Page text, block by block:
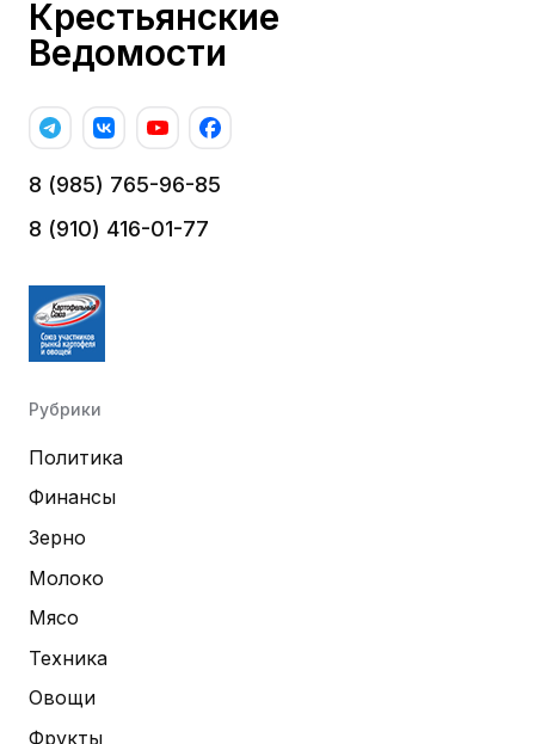
Крестьянские
Ведомости
8 (985) 765-96-85
8 (910) 416-01-77
Рубрики
Политика
Финансы
Зерно
Молоко
Мясо
Техника
Овощи
Фрукты